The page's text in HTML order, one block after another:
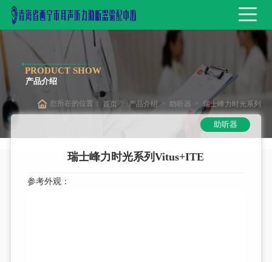
您所在的位置：首页 >产品介绍 > 助听器 >瑞士峰力时光系列
Vitus+ITE
PRODUCT SHOW
产品介绍
助听器
瑞士峰力时光系列Vitus+ITE
参考外观：